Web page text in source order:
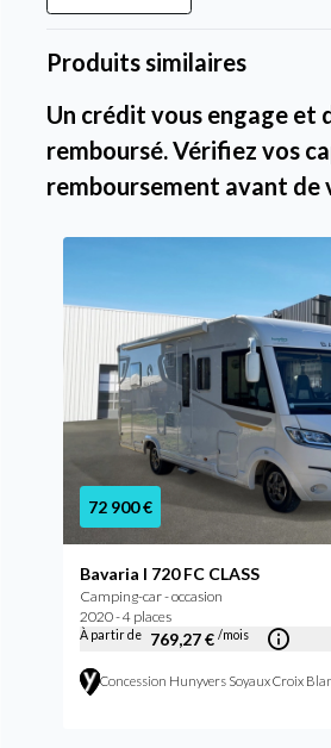
Produits similaires
Un crédit vous engage et
remboursé. Vérifiez vos
remboursement avant de
72 900 €
Bavaria I 720 FC CLASS
Camping-car - occasion
2020 - 4 places
À partir de 769,27 € /mois
Concession Hunyvers Soyaux Croix